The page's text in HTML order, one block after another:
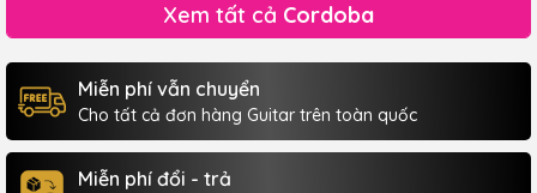
Xem tất cả Cordoba
Miễn phí vẫn chuyển
Cho tất cả đơn hàng Guitar trên toàn quốc
Miễn phí đổi - trả